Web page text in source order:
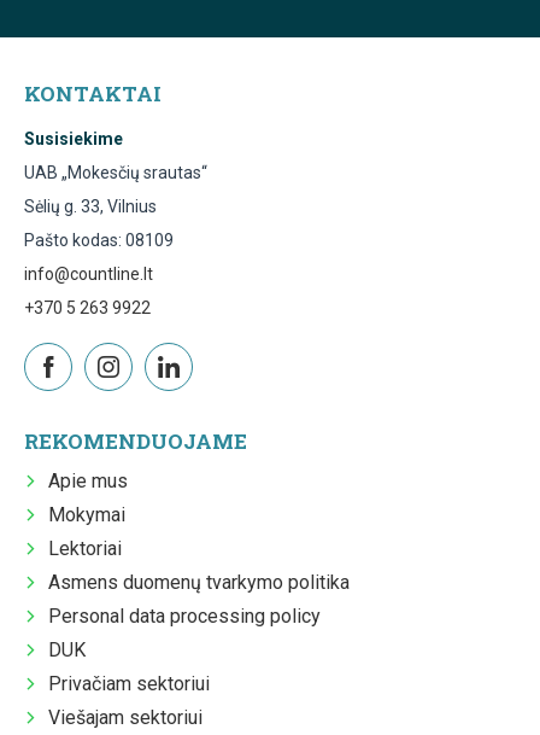
KONTAKTAI
Susisiekime
UAB „Mokesčių srautas“
Sėlių g. 33, Vilnius
Pašto kodas: 08109
info@countline.lt
+370 5 263 9922
REKOMENDUOJAME
Apie mus
Mokymai
Lektoriai
Asmens duomenų tvarkymo politika
Personal data processing policy
DUK
Privačiam sektoriui
Viešajam sektoriui